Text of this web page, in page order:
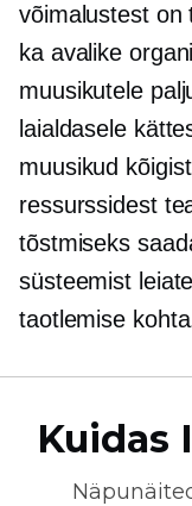
võimalustest
ka avalike
muusikutele
laialdasele
muusikud
ressurssidest
tõstmiseks
süsteemist
taotlemise
Kuidas